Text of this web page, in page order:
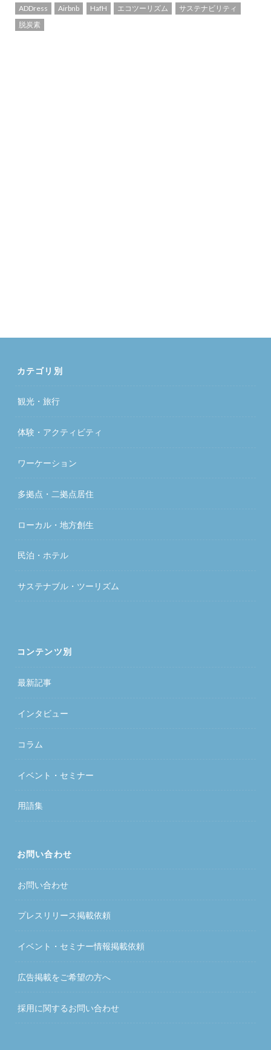
ADDress Airbnb HafH エコツーリズム
サステナビリティ
脱炭素
カテゴリ別
観光・旅行
体験・アクティビティ
ワーケーション
多拠点・二拠点居住
ローカル・地方創生
民泊・ホテル
サステナブル・ツーリズム
コンテンツ別
最新記事
インタビュー
コラム
イベント・セミナー
用語集
お問い合わせ
お問い合わせ
プレスリリース掲載依頼
イベント・セミナー情報掲載依頼
広告掲載をご希望の方へ
採用に関するお問い合わせ